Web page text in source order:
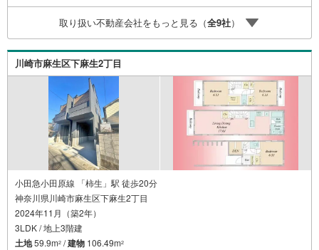
らまずは、お気軽に東宝ハウス溝の口に相談してみません
か？何も決まっていなくて大丈夫！まずはお客様の夢をお
聞かせ下さい！未来の「不安」を「安心」に変える「未来
カレンダー」もご来店時に好評です。スタッフ一同いつで
もお客様のお問合せをお待ちしております。
取り扱い不動産会社をもっと見る（全9社）
川崎市麻生区下麻生2丁目
小田急小田原線 「柿生」駅 徒歩20分
神奈川県川崎市麻生区下麻生2丁目
2024年11月（築2年）
3LDK / 地上3階建
土地59.9m2 /建物 106.49m2